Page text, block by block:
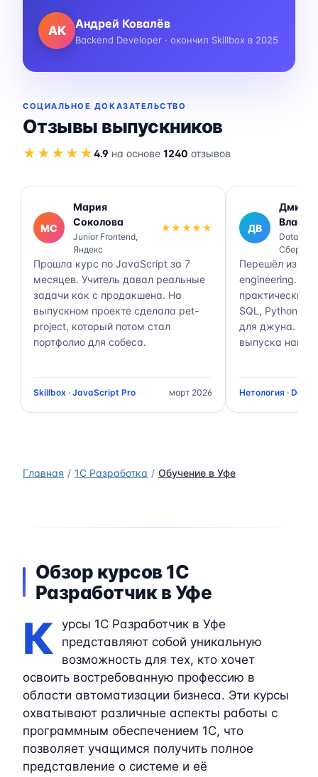
АК Андрей Ковалёв
Backend Developer · окончил Skillbox в 2025
СОЦИАЛЬНОЕ ДОКАЗАТЕЛЬСТВО
Отзывы выпускников
★★★★★4.9 на основе 1240 отзывов
МС
Мария
Соколова
Junior Frontend,
Яндекс
★★★★★
Прошла курс по JavaScript за 7
месяцев. Учитель давал реальные
задачи как с продакшена. На
выпускном проекте сделала pet-
project, который потом стал
портфолио для собеса.
Skillbox · JavaScript Pro март 2026
ДВ
Власов
Data
Сбер
Перешёл из
engineering.
практически
SQL, Python,
для джуна.
выпуска нашёл
Нетология · Data
Главная 1C Разработка Обучение в Уфе
Обзор курсов 1C
Разработчик в Уфе
К
урсы 1C Разработчик в Уфе
представляют собой уникальную
возможность для тех, кто хочет
освоить востребованную профессию в
области автоматизации бизнеса. Эти курсы
охватывают различные аспекты работы с
программным обеспечением 1C, что
позволяет учащимся получить полное
представление о системе и её